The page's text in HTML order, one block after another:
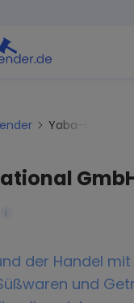
Yaba-
i
der Handel mit
und